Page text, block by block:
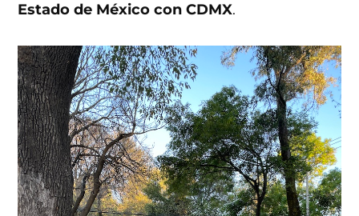
Estado de México con CDMX.